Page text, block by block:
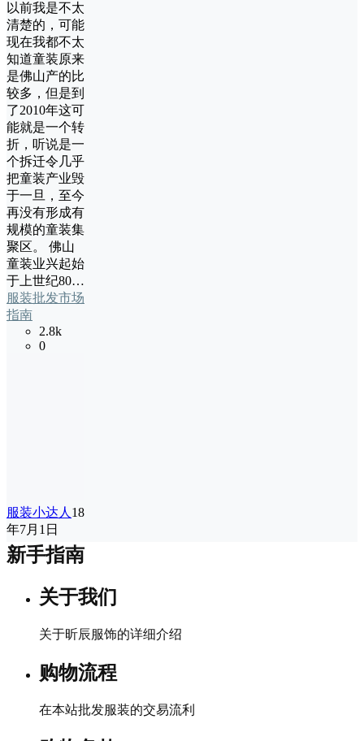
以前我是不太
清楚的，可能
现在我都不太
知道童装原来
是佛山产的比
较多，但是到
了2010年这可
能就是一个转
折，听说是一
个拆迁令几乎
把童装产业毁
于一旦，至今
再没有形成有
规模的童装集
聚区。 佛山
童装业兴起始
于上世纪80…
服装批发市场
指南
2.8k
0
服装小达人 18
年7月1日
新手指南
关于我们
关于昕辰服饰的详细介绍
购物流程
在本站批发服装的交易流利